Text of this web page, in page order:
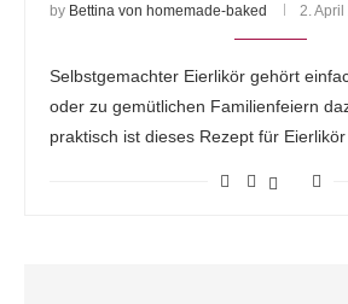
by Bettina von homemade-baked 2. April
Selbstgemachter Eierlikör gehört
oder zu gemütlichen Familienfeiern
praktisch ist dieses Rezept für